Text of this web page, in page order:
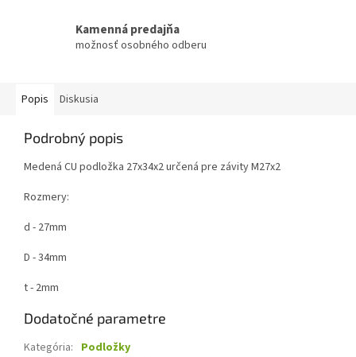
Kamenná predajňa
možnosť osobného odberu
Popis Diskusia
Podrobný popis
Medená CU podložka 27x34x2 určená pre závity M27x2
Rozmery:
d - 27mm
D - 34mm
t - 2mm
Dodatočné parametre
Kategória: Podložky